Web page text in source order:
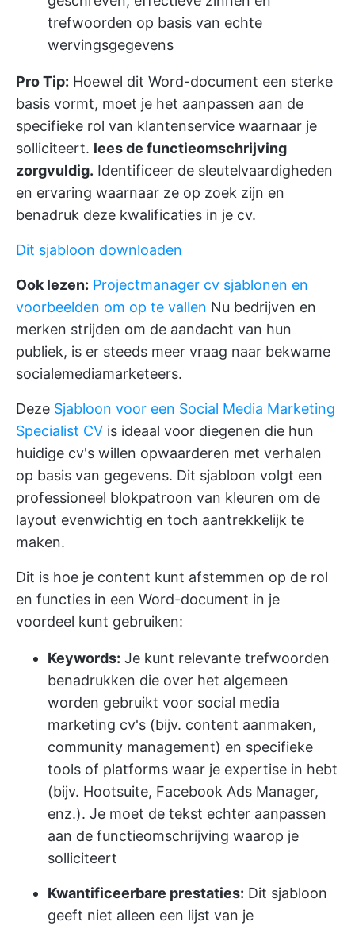
trefwoorden op basis van echte
wervingsgegevens
Pro Tip: Hoewel dit Word-document een sterke
basis vormt, moet je het aanpassen aan de
specifieke rol van klantenservice waarnaar je
solliciteert. lees de functieomschrijving
zorgvuldig. Identificeer de sleutelvaardigheden
en ervaring waarnaar ze op zoek zijn en
benadruk deze kwalificaties in je cv.
Dit sjabloon downloaden
Ook lezen: Projectmanager cv sjablonen en
voorbeelden om op te vallen Nu bedrijven en
merken strijden om de aandacht van hun
publiek, is er steeds meer vraag naar bekwame
socialemediamarketeers.
Deze Sjabloon voor een Social Media Marketing
Specialist CV is ideaal voor diegenen die hun
huidige cv's willen opwaarderen met verhalen
op basis van gegevens. Dit sjabloon volgt een
professioneel blokpatroon van kleuren om de
layout evenwichtig en toch aantrekkelijk te
maken.
Dit is hoe je content kunt afstemmen op de rol
en functies in een Word-document in je
voordeel kunt gebruiken:
Keywords: Je kunt relevante trefwoorden
benadrukken die over het algemeen
worden gebruikt voor social media
marketing cv's (bijv. content aanmaken,
community management) en specifieke
tools of platforms waar je expertise in hebt
(bijv. Hootsuite, Facebook Ads Manager,
enz.). Je moet de tekst echter aanpassen
aan de functieomschrijving waarop je
solliciteert
Kwantificeerbare prestaties: Dit sjabloon
geeft niet alleen een lijst van je